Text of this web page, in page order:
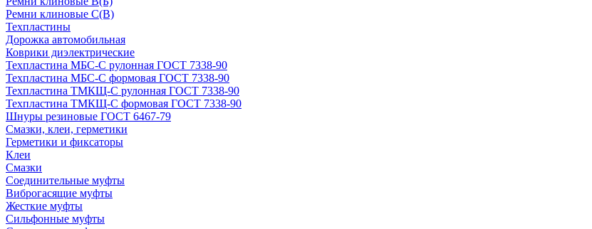
Ремни клиновые С(В)
Техпластины
Дорожка автомобильная
Коврики диэлектрические
Техпластина МБС-С рулонная ГОСТ 7338-90
Техпластина МБС-С формовая ГОСТ 7338-90
Техпластина ТМКЩ-С рулонная ГОСТ 7338-90
Техпластина ТМКЩ-С формовая ГОСТ 7338-90
Шнуры резиновые ГОСТ 6467-79
Смазки, клеи, герметики
Герметики и фиксаторы
Клеи
Смазки
Соединительные муфты
Виброгасящие муфты
Жесткие муфты
Сильфонные муфты